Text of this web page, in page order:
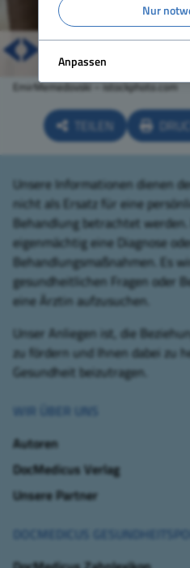
EmirMemedovski – istockphoto.com
TEILEN
Unsere Informationen dienen
nicht als Ersatz für eine
Behandlung betrachtet
eigenmächtig eine Diagnose
Behandlungsmaßnahmen. Es
gesundheitlichen Fragen oder
eine Ärztin aufzusuchen.
Unser Anliegen ist, die
zu fördern und Ihnen dabei zu
Gesundheit beizutragen.
WIR ÜBER UNS
Autoren
DocMedicus Verlag
Unsere Partner
DOCMEDICUS
Nur
Anpassen